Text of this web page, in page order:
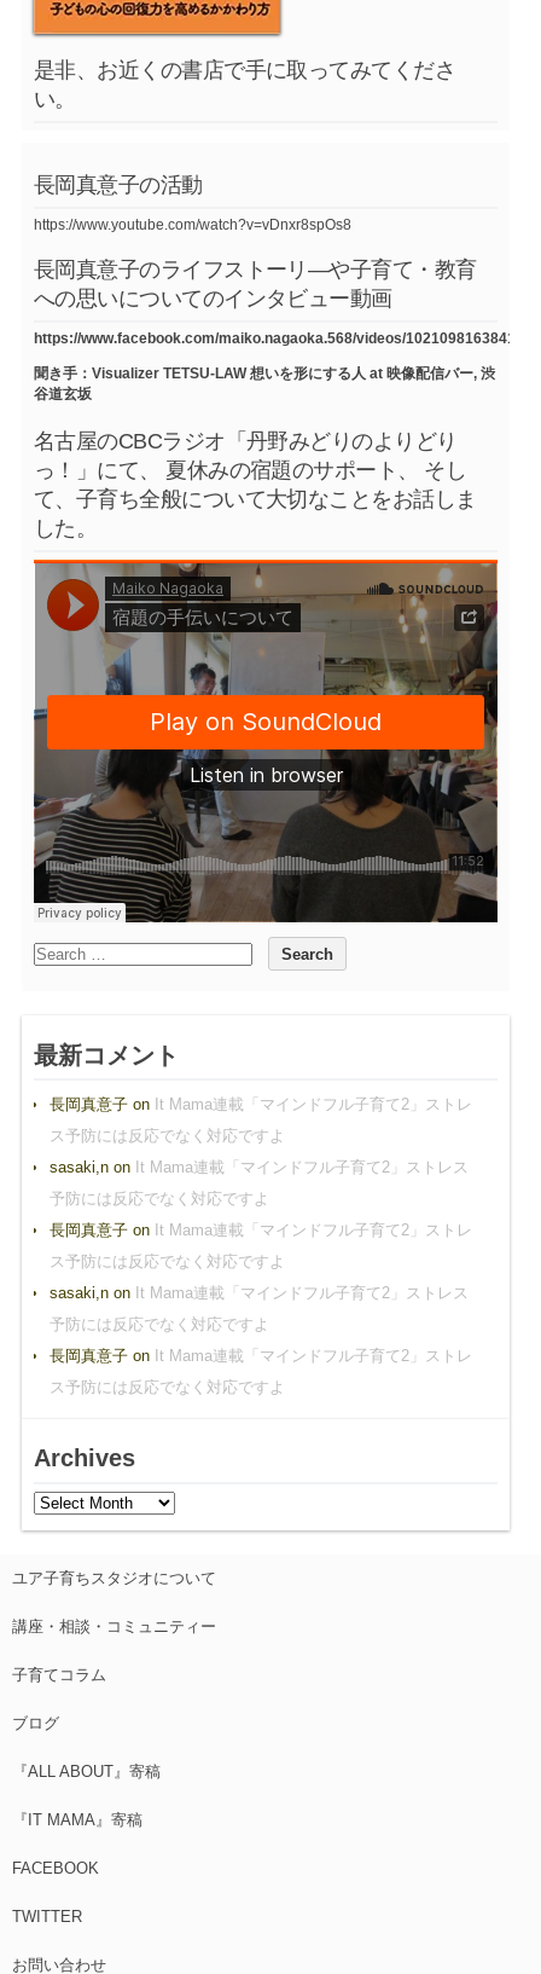
是非、お近くの書店で手に取ってみてくださ
い。
長岡真意子の活動
https://www.youtube.com/watch?v=vDnxr8spOs8
長岡真意子のライフストーリ―や子育て・教育
への思いについてのインタビュー動画
https://www.facebook.com/maiko.nagaoka.568/videos/
聞き手：Visualizer TETSU-LAW 想いを形にする人 at 映像配信バー, 渋
谷道玄坂
名古屋のCBCラジオ「丹野みどりのよりどり
っ！」にて、 夏休みの宿題のサポート、 そし
て、子育ち全般について大切なことをお話しま
した。
最新コメント
長岡真意子on It Mama連載「マインドフル子育て2」ストレ
ス予防には反応でなく対応ですよ
sasaki,non It Mama連載「マインドフル子育て2」ストレス
予防には反応でなく対応ですよ
長岡真意子on It Mama連載「マインドフル子育て2」ストレ
ス予防には反応でなく対応ですよ
sasaki,non It Mama連載「マインドフル子育て2」ストレス
予防には反応でなく対応ですよ
長岡真意子on It Mama連載「マインドフル子育て2」ストレ
ス予防には反応でなく対応ですよ
Archives
ユア子育ちスタジオについて
講座・相談・コミュニティー
子育てコラム
ブログ
『ALL ABOUT』寄稿
『IT MAMA』寄稿
FACEBOOK
TWITTER
お問い合わせ